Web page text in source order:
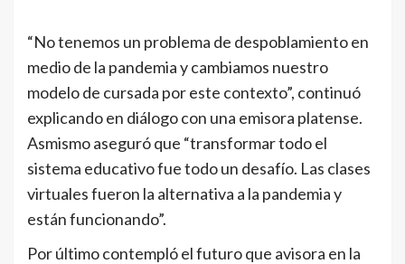
“No tenemos un problema de despoblamiento en
medio de la pandemia y cambiamos nuestro
modelo de cursada por este contexto”, continuó
explicando en diálogo con una emisora platense.
Asmismo aseguró que “transformar todo el
sistema educativo fue todo un desafío. Las clases
virtuales fueron la alternativa a la pandemia y
están funcionando”.
Por último contempló el futuro que avisora en la